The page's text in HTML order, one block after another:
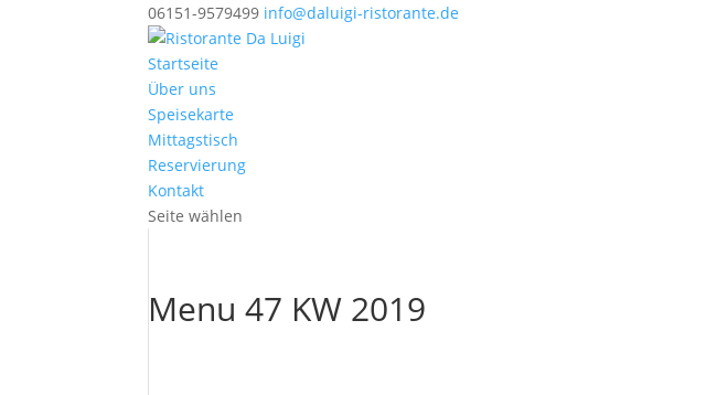
06151-9579499 info@daluigi-ristorante.de
Startseite
Über uns
Speisekarte
Mittagstisch
Reservierung
Kontakt
Seite wählen
Menu 47 KW 2019